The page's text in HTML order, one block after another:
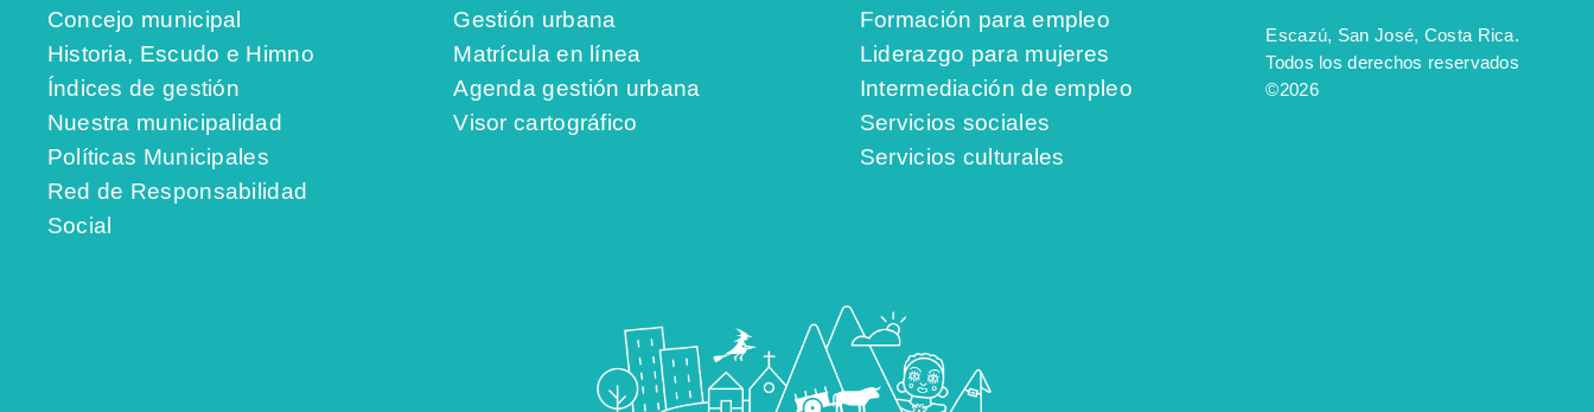
Concejo municipal
Historia, Escudo e Himno
Índices de gestión
Nuestra municipalidad
Políticas Municipales
Red de Responsabilidad
Social
Gestión urbana
Matrícula en línea
Agenda gestión urbana
Visor cartográfico
Formación para empleo
Liderazgo para mujeres
Intermediación de empleo
Servicios sociales
Servicios culturales
Escazú, San José, Costa Rica.
Todos los derechos reservados
©2026